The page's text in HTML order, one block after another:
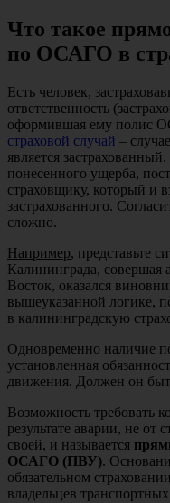
Что такое
по ОСАГО в
Есть человек,
ответственность
оформившая ему полис
страховой случай –
является
понесенного ущерба,
страховщику, который и
застрахованного.
сложно.
Например, представьте
Калининграда, совершая
Восток, оказался
вышеуказанной логике,
в калининградскую
Одновременно наличие
установленная
движения. Должен он
Возможность требовать
результате аварии, не от
своей, и называется
ОСАГО (ПВУ).
обязательном
владельцев